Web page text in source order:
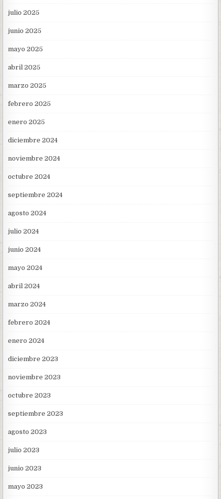
julio 2025
junio 2025
mayo 2025
abril 2025
marzo 2025
febrero 2025
enero 2025
diciembre 2024
noviembre 2024
octubre 2024
septiembre 2024
agosto 2024
julio 2024
junio 2024
mayo 2024
abril 2024
marzo 2024
febrero 2024
enero 2024
diciembre 2023
noviembre 2023
octubre 2023
septiembre 2023
agosto 2023
julio 2023
junio 2023
mayo 2023